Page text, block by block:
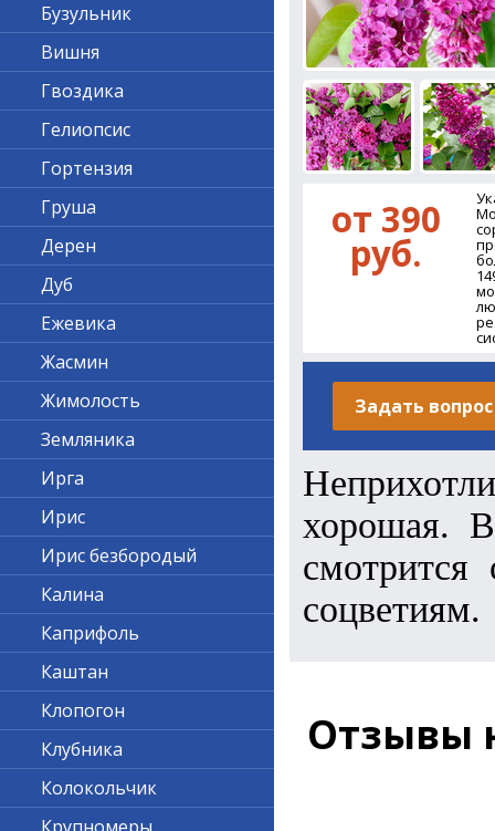
от 390
руб.
Задать вопрос
хорошая.
соцветиям.
Отзывы
Бузульник
Вишня
Гвоздика
Гелиопсис
Гортензия
Груша
Дерен
Дуб
Ежевика
Жасмин
Жимолость
Земляника
Ирга
Ирис
Ирис безбородый
Калина
Каприфоль
Каштан
Клопогон
Клубника
Колокольчик